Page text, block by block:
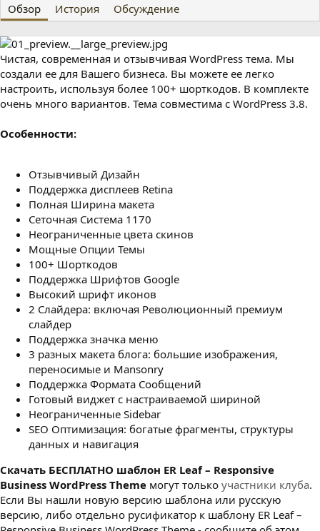
т
о
р
т
а
с
о
з
д
а
и
Обзор История Обсуждение
Чистая, современная и отзывчивая WordPress тема. Мы
создали ее для Вашего бизнеса. Вы можете ее легко
настроить, используя более 100+ шорткодов. В комплекте
очень много вариантов. Тема совместима с WordPress 3.8.
Особенности:
Отзывчивый Дизайн
Поддержка дисплеев Retina
Полная Ширина макета
Сеточная Система 1170
Неограниченные цвета скинов
Мощные Опции Темы
100+ Шорткодов
Поддержка Шрифтов Google
Высокий шрифт иконов
2 Слайдера: включая Революционный премиум
слайдер
Поддержка значка меню
3 разных макета блога: большие изображения,
переносимые и Mansonry
Поддержка Формата Сообщений
Готовый виджет с настраиваемой шириной
Неограниченные Sidebar
SEO Оптимизация: богатые фрагменты, структуры
данных и навигация
Cкачать БЕСПЛАТНО шаблон ER Leaf – Responsive
Business WordPress Theme могут только участники клуба.
Если Вы нашли новую версию шаблона или русскую
версию, либо отдельно русификатор к шаблону ER Leaf –